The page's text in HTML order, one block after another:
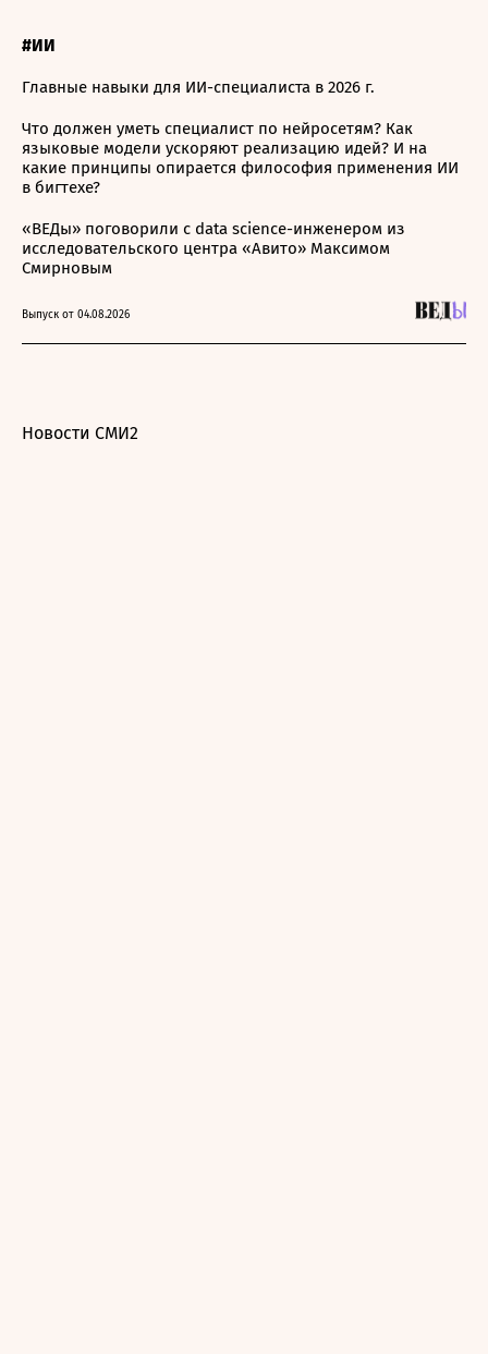
#ИИ
Главные навыки для ИИ-специалиста в 2026 г.
Что должен уметь специалист по нейросетям? Как
языковые модели ускоряют реализацию идей? И на
какие принципы опирается философия применения ИИ
в бигтехе?
«ВЕДы» поговорили с data science-инженером из
исследовательского центра «Авито» Максимом
Смирновым
Выпуск от 04.08.2026
Новости СМИ2